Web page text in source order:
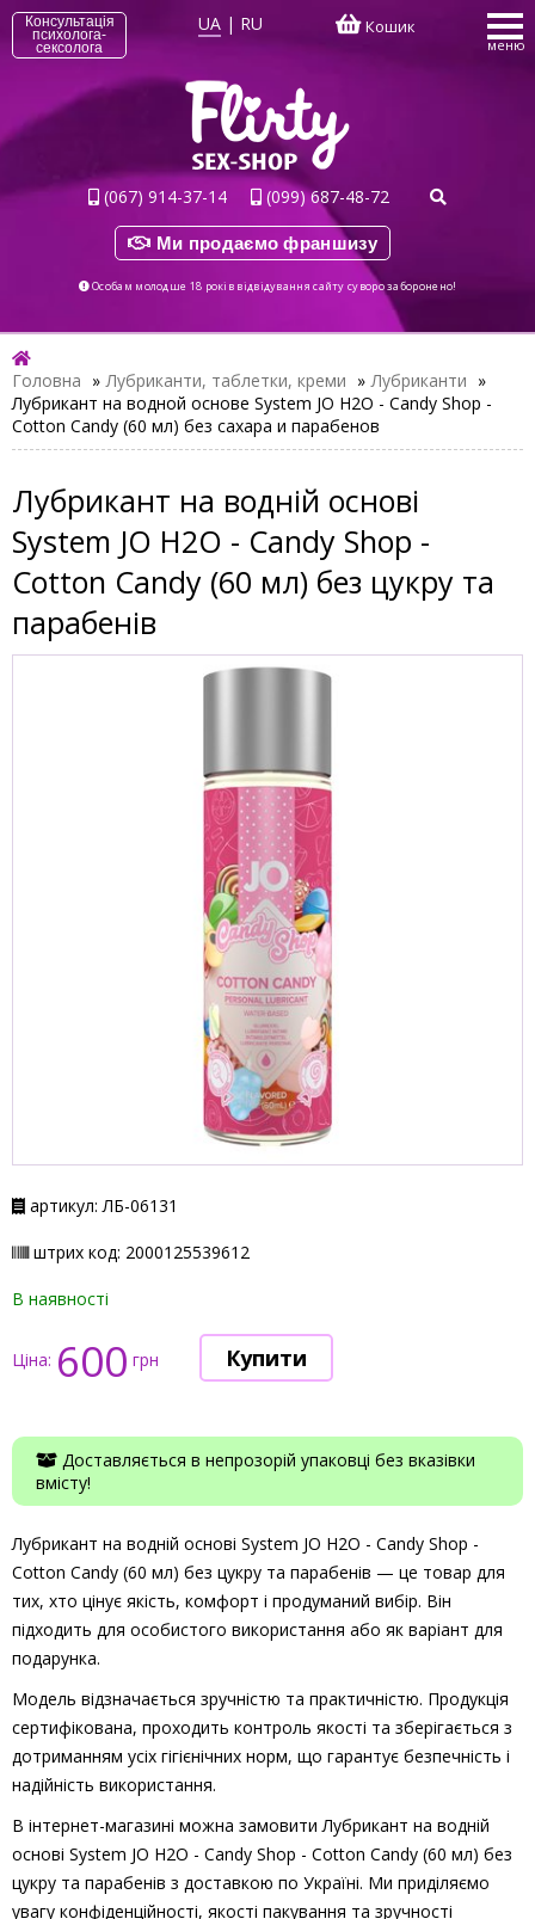
Консультація
психолога-
сексолога
UA | RU Кошик
меню
(067) 914-37-14 (099) 687-48-72
Ми продаємо франшизу
Особам молодше 18 років відвідування сайту суворо заборонено!
Головна » Лубриканти, таблетки, креми » Лубриканти »
Лубрикант на водной основе System JO H2O - Candy Shop -
Cotton Candy (60 мл) без сахара и парабенов
Лубрикант на водній основі
System JO H2O - Candy Shop -
Cotton Candy (60 мл) без цукру та
парабенів
артикул: ЛБ-06131
штрих код: 2000125539612
В наявності
Ціна: 600 грн
Доставляється в непрозорій упаковці без вказівки
вмісту!
Лубрикант на водній основі System JO H2O - Candy Shop -
Cotton Candy (60 мл) без цукру та парабенів — це товар для
тих, хто цінує якість, комфорт і продуманий вибір. Він
підходить для особистого використання або як варіант для
подарунка.
Модель відзначається зручністю та практичністю. Продукція
сертифікована, проходить контроль якості та зберігається з
дотриманням усіх гігієнічних норм, що гарантує безпечність і
надійність використання.
В інтернет-магазині можна замовити Лубрикант на водній
основі System JO H2O - Candy Shop - Cotton Candy (60 мл) без
цукру та парабенів з доставкою по Україні. Ми приділяємо
увагу конфіденційності, якості пакування та зручності